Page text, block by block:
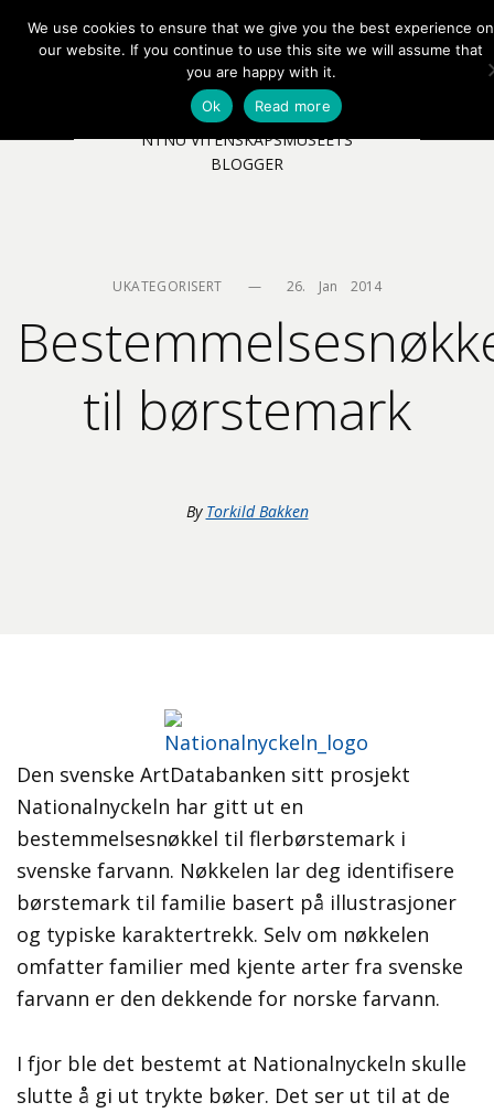
MENY EN NB
NTNU VITENSKAPSMUSEETS
BLOGGER
UKATEGORISERT — 26.    Jan    2014
til børstemark
By Torkild Bakken
Den svenske ArtDatabanken sitt prosjekt
Nationalnyckeln har gitt ut en
bestemmelsesnøkkel til flerbørstemark i
svenske farvann. Nøkkelen lar deg identifisere
børstemark til familie basert på illustrasjoner
og typiske karaktertrekk. Selv om nøkkelen
omfatter familier med kjente arter fra svenske
farvann er den dekkende for norske farvann.
I fjor ble det bestemt at Nationalnyckeln skulle
slutte å gi ut trykte bøker. Det ser ut til at de
We use cookies to ensure that we give you the best experience on
our website. If you continue to use this site we will assume that
you are happy with it.
Ok
Read more